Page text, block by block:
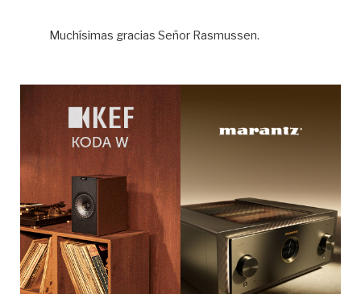
Muchísimas gracias Señor Rasmussen.